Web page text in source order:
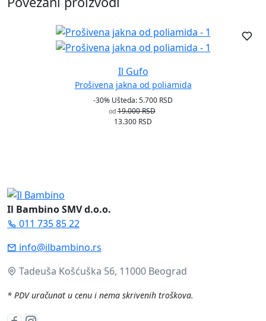
Il Gufo
Prošivena jakna od poliamida
-30% Ušteda: 5.700 RSD
od 19.000 RSD
13.300 RSD
Il Bambino SMV d.o.o.
011 735 85 22
info@ilbambino.rs
Tadeuša Košćuška 56, 11000 Beograd
* PDV uračunat u cenu i nema skrivenih troškova.